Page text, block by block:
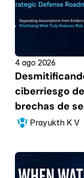
4 ago 2026
ciberriesgo
brechas de
Prayukth K V